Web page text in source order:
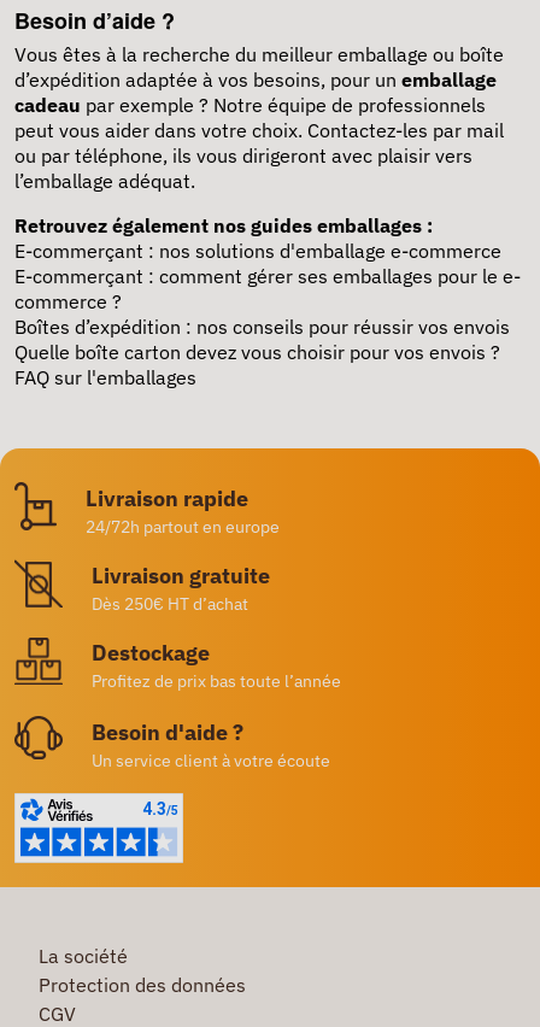
Besoin d’aide ?
Vous êtes à la recherche du meilleur emballage ou boîte
d’expédition adaptée à vos besoins, pour un emballage
cadeau par exemple ? Notre équipe de professionnels
peut vous aider dans votre choix. Contactez-les par mail
ou par téléphone, ils vous dirigeront avec plaisir vers
l’emballage adéquat.
Retrouvez également nos guides emballages :
E-commerçant : nos solutions d'emballage e-commerce
E-commerçant : comment gérer ses emballages pour le e-
commerce ?
Boîtes d’expédition : nos conseils pour réussir vos envois
Quelle boîte carton devez vous choisir pour vos envois ?
FAQ sur l'emballages
Livraison rapide
24/72h partout en europe
Livraison gratuite
Dès 250€ HT d’achat
Destockage
Profitez de prix bas toute l’année
Besoin d'aide ?
Un service client à votre écoute
La société
Protection des données
CGV